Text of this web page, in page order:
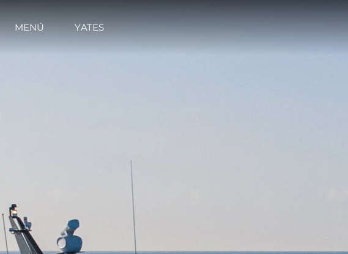
MENÚ YATES